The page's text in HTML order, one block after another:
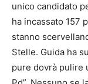
unico candidato
ha incassato 157
stanno
Stelle. Guida ha
pure dovrà pulire